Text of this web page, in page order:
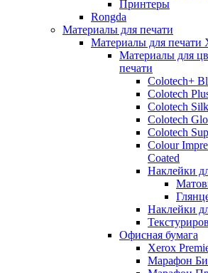
Принтеры
Rongda
Материалы для печати
Материалы для печати
Материалы для
печати
Colotech+
Сolotech
Colotech
Colotech
Colotech
Colour
Coated
Наклейки
Наклейки
Офисная бумага
Xerox
Марафон